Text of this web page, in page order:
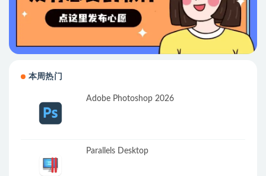
本周热门
Adobe Photoshop 2026
Parallels Desktop